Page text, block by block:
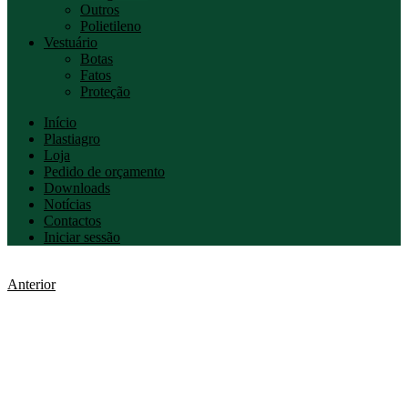
Outros
Polietileno
Vestuário
Botas
Fatos
Proteção
Início
Plastiagro
Loja
Pedido de orçamento
Downloads
Notícias
Contactos
Iniciar sessão
Anterior